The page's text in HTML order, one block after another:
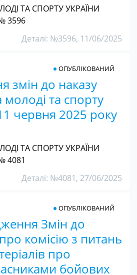
ТА СПОРТУ УКРАЇНИ
3596
Деталі: №3596, 11/06/2025
змін до наказу
молоді та спорту
червня 2025 року
ОПУБЛІКОВАНИЙ
ТА СПОРТУ УКРАЇНИ
4081
Деталі: №4081, 27/06/2025
Змін до
комісію з питань
про
бойових
ОПУБЛІКОВАНИЙ